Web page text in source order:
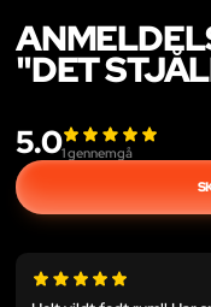
"DET
5.01gennemgå